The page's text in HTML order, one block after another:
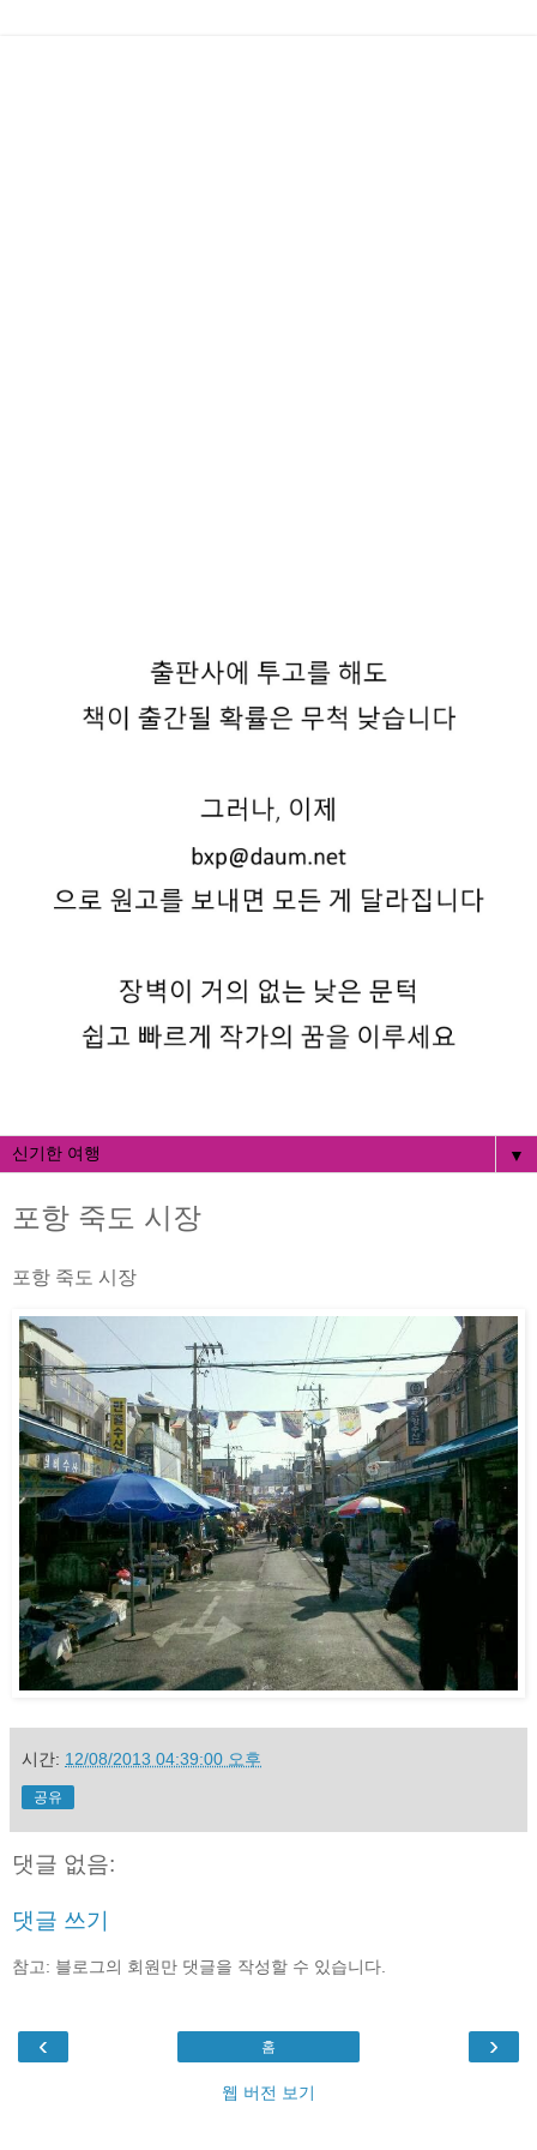
▼
포항 죽도 시장
포항 죽도 시장
시간: 12/08/2013 04:39:00 오후
공유
댓글 없음:
댓글 쓰기
참고: 블로그의 회원만 댓글을 작성할 수 있습니다.
‹ ›
홈
웹 버전 보기